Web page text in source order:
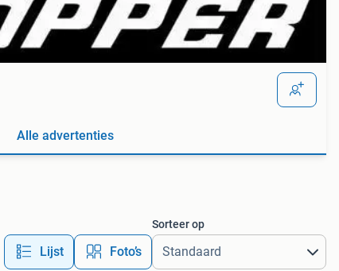
Alle advertenties
Lijst Foto’s
Sorteer op